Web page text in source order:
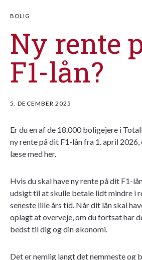
BOLIG
Ny rente
F1-lån?
5. DECEMBER 2025
Er du en af de 18.000 boligejere i
ny rente på dit F1-lån fra 1. april
læse med her.
Hvis du skal have ny rente på dit F1-
udsigt til at skulle betale lidt mindre i
seneste lille års tid. Når dit lån skal
oplagt at overveje, om du fortsat har
bedst til dig og din økonomi.
Det er nemlig langt det nemmeste og